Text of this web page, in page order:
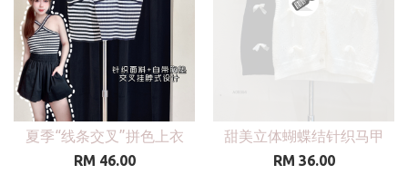
夏季“线条交叉”拼色上衣
RM 46.00
甜美立体蝴蝶结针织马甲
RM 36.00